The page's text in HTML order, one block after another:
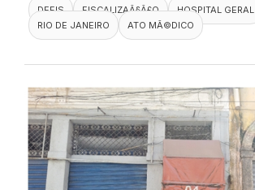
DEFIS FISCALIZAÃ§Ã£O
HOSPITAL GERAL
RIO DE JANEIRO
ATO MÃ©DICO